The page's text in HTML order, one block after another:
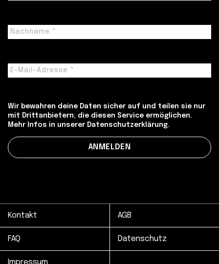
Wir bewahren deine Daten sicher auf und teilen sie nur
mit Drittanbietern, die diesen Service ermöglichen.
Mehr Infos in unserer Datenschutzerklärung.
Kontakt AGB
FAQ Datenschutz